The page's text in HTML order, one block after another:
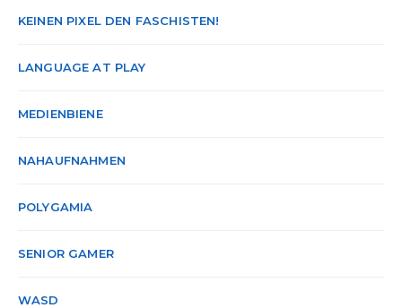
KEINEN PIXEL DEN FASCHISTEN!
LANGUAGE AT PLAY
MEDIENBIENE
NAHAUFNAHMEN
POLYGAMIA
SENIOR GAMER
WASD